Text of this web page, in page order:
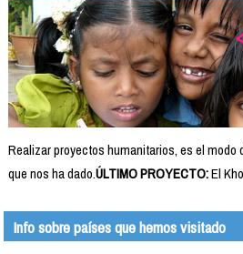
Realizar proyectos humanitarios, es el modo
que nos ha dado.ÚLTIMO PROYECTO:El
Info sobre países que hemos visitado